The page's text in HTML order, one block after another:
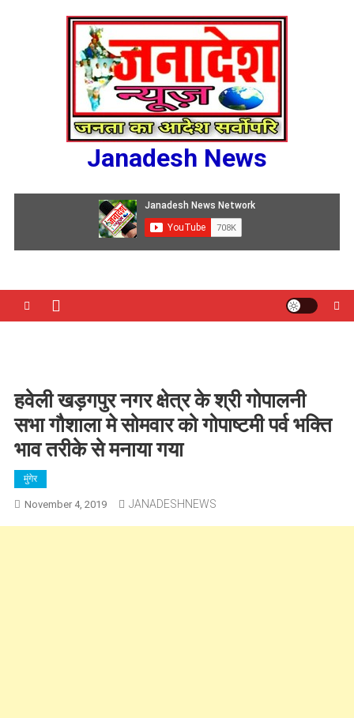
Janadesh News
हवेली खड़गपुर नगर क्षेत्र के श्री गोपालनी
सभा गौशाला मे सोमवार को गोपाष्टमी पर्व भक्ति
भाव तरीके से मनाया गया
मुंगेर
November 4, 2019 JANADESHNEWS